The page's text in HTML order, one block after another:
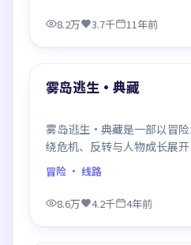
8.2万 3.7千 11年前
最新
雾岛逃生·典藏
雾岛逃生·典藏是一部以冒
绕危机、反转与人物成长展
推荐观看。
冒险 · 线路
8.6万 4.2千 4年前